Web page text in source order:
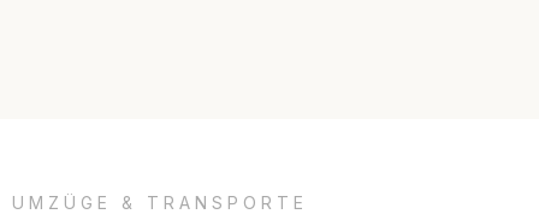
UMZÜGE & TRANSPORTE